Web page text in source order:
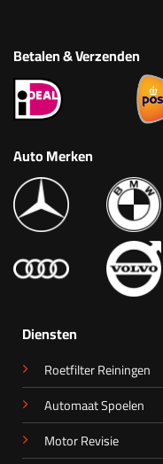
Betalen & Verzenden
Auto Merken
Diensten
Roetfilter Reiningen
Automaat Spoelen
Motor Revisie